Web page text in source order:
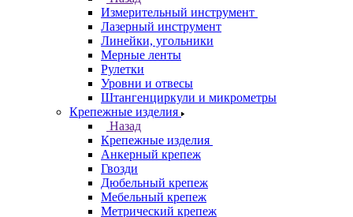
Измерительный инструмент
Лазерный инструмент
Линейки, угольники
Мерные ленты
Рулетки
Уровни и отвесы
Штангенциркули и микрометры
Крепежные изделия
Назад
Крепежные изделия
Анкерный крепеж
Гвозди
Дюбельный крепеж
Мебельный крепеж
Метрический крепеж